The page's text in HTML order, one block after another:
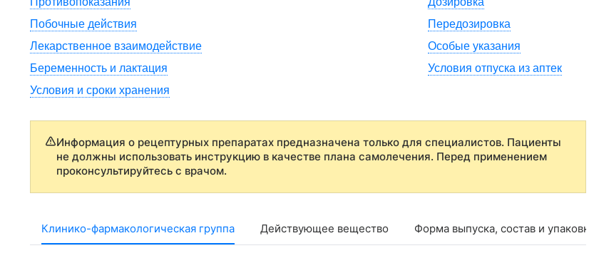
Побочные действия
Передозировка
Лекарственное взаимодействие
Особые указания
Беременность и лактация
Условия отпуска из аптек
Условия и сроки хранения
Информация о рецептурных препаратах предназначена только для специалистов. Пациенты
не должны использовать инструкцию в качестве плана самолечения. Перед применением
проконсультируйтесь с врачом.
Клинико-фармакологическая группа Действующее вещество Форма выпуска, состав и упаковка